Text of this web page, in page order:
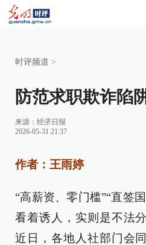
时评频道 >
防范求职欺诈陷
来源： 经济日报
2026-05-31 21:37
作者：王雨婷
“高薪资、零门槛”“直签
看着诱人，实则是不法
近日，各地人社部门会